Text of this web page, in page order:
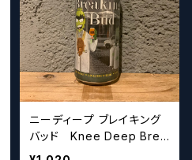
ニーディープ ブレイキング
バッド Knee Deep Brea
king Bud IPA【クラフトビ